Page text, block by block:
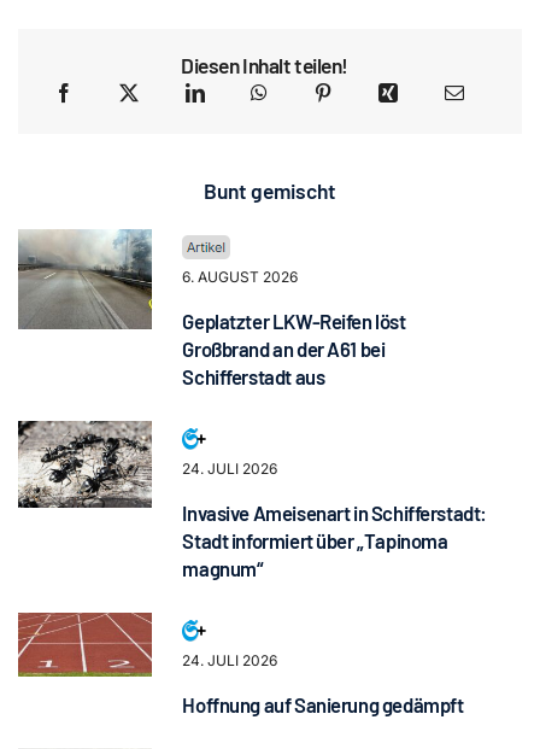
Diesen Inhalt teilen!
Bunt gemischt
6. AUGUST 2026
Geplatzter LKW-Reifen löst
Großbrand an der A61 bei
Schifferstadt aus
24. JULI 2026
Invasive Ameisenart in Schifferstadt:
Stadt informiert über „Tapinoma
magnum“
24. JULI 2026
Hoffnung auf Sanierung gedämpft